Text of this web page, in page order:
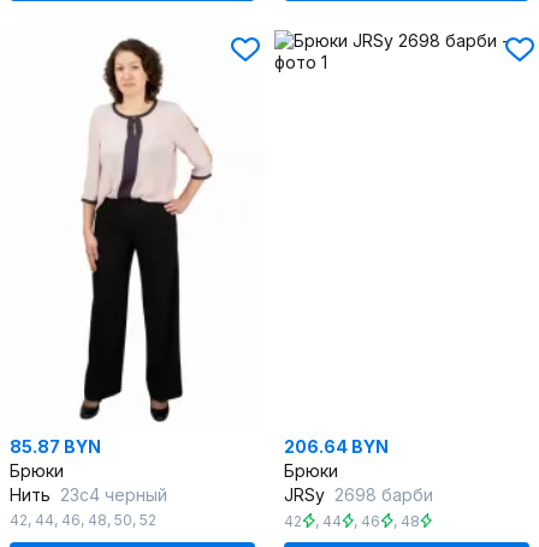
85.87 BYN
Брюки
Нить 23с4 черный
42, 44, 46, 48, 50, 52
206.64 BYN
Брюки
JRSy 2698 барби
42 , 44 , 46 , 48